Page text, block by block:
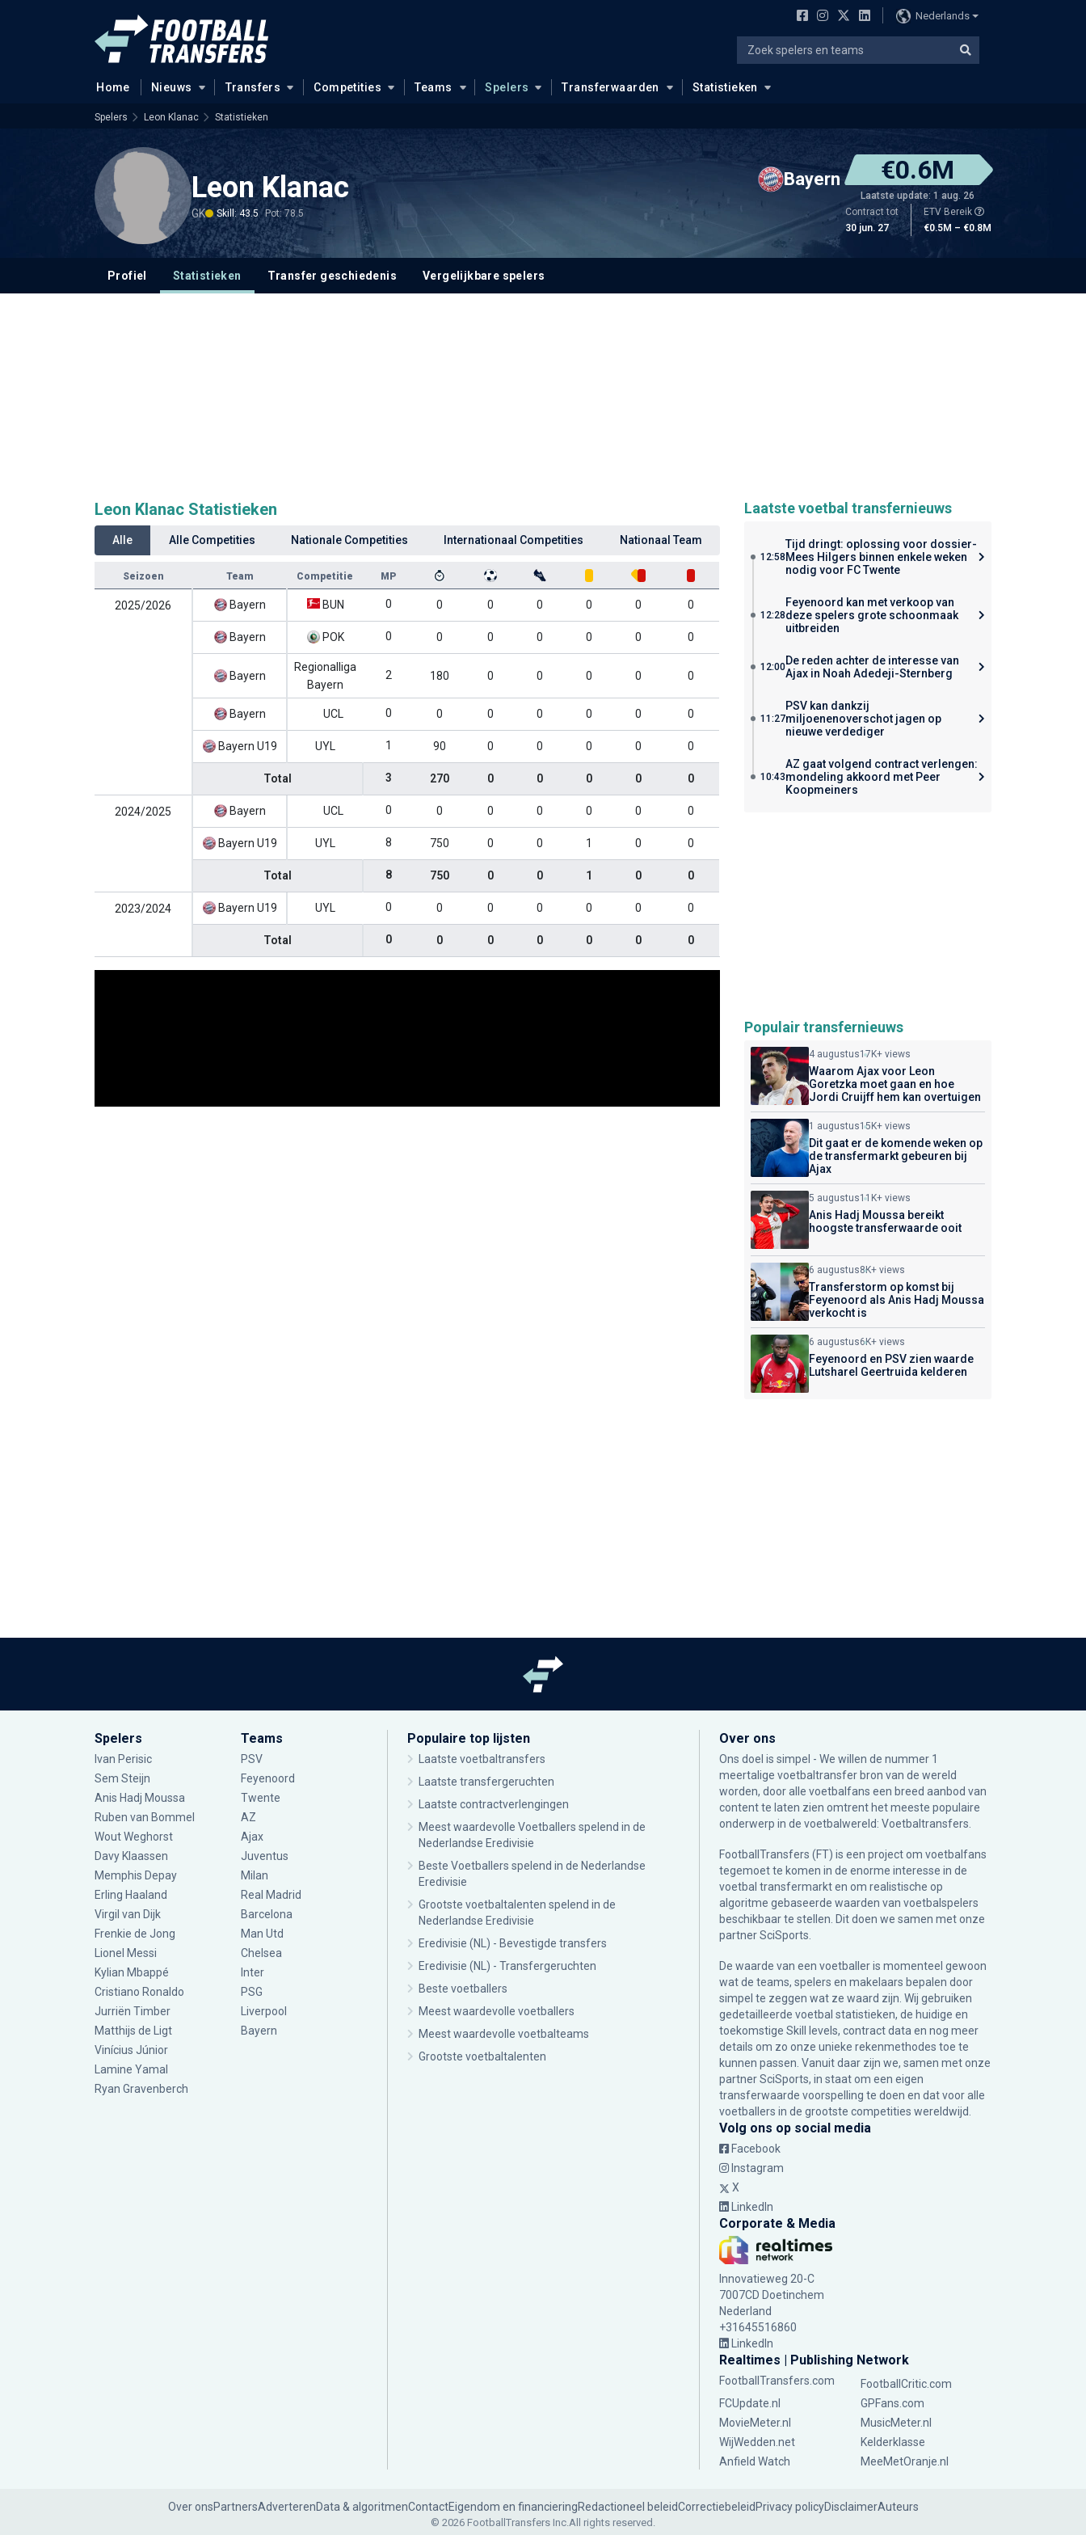
Nederlands
Home Nieuws Transfers Competities Teams Spelers Transferwaarden Statistieken
Spelers Leon Klanac Statistieken
Leon Klanac
GK Skill: 43.5 Pot: 78.5
Bayern €0.6M
Laatste update: 1 aug. 26
Contract tot
30 jun. 27
ETV Bereik
€0.5M – €0.8M
Profiel Statistieken Transfer geschiedenis Vergelijkbare spelers
Leon Klanac Statistieken
Alle Alle Competities Nationale Competities Internationaal Competities Nationaal Team
Seizoen Team Competitie MP
2025/2026 Bayern BUN 0 0 0 0 0 0 0
Bayern POK 0 0 0 0 0 0 0
Bayern
Regionalliga
Bayern
2 180 0 0 0 0 0
Bayern UCL 0 0 0 0 0 0 0
Bayern U19 UYL 1 90 0 0 0 0 0
Total 3 270 0 0 0 0 0
2024/2025 Bayern UCL 0 0 0 0 0 0 0
Bayern U19 UYL 8 750 0 0 1 0 0
Total 8 750 0 0 1 0 0
2023/2024 Bayern U19 UYL 0 0 0 0 0 0 0
Total 0 0 0 0 0 0 0
Laatste voetbal transfernieuws
12:58
Tijd dringt: oplossing voor dossier-
Mees Hilgers binnen enkele weken
nodig voor FC Twente
12:28
Feyenoord kan met verkoop van
deze spelers grote schoonmaak
uitbreiden
12:00De reden achter de interesse van
Ajax in Noah Adedeji-Sternberg
11:27
PSV kan dankzij
miljoenenoverschot jagen op
nieuwe verdediger
10:43
AZ gaat volgend contract verlengen:
mondeling akkoord met Peer
Koopmeiners
Populair transfernieuws
4 augustus17K+ views
Waarom Ajax voor Leon
Goretzka moet gaan en hoe
Jordi Cruijff hem kan overtuigen
1 augustus15K+ views
Dit gaat er de komende weken op
de transfermarkt gebeuren bij
Ajax
5 augustus11K+ views
Anis Hadj Moussa bereikt
hoogste transferwaarde ooit
6 augustus8K+ views
Transferstorm op komst bij
Feyenoord als Anis Hadj Moussa
verkocht is
6 augustus6K+ views
Feyenoord en PSV zien waarde
Lutsharel Geertruida kelderen
Spelers
Ivan Perisic
Sem Steijn
Anis Hadj Moussa
Ruben van Bommel
Wout Weghorst
Davy Klaassen
Memphis Depay
Erling Haaland
Virgil van Dijk
Frenkie de Jong
Lionel Messi
Kylian Mbappé
Cristiano Ronaldo
Jurriën Timber
Matthijs de Ligt
Vinícius Júnior
Lamine Yamal
Ryan Gravenberch
Teams
PSV
Feyenoord
Twente
AZ
Ajax
Juventus
Milan
Real Madrid
Barcelona
Man Utd
Chelsea
Inter
PSG
Liverpool
Bayern
Populaire top lijsten
Laatste voetbaltransfers
Laatste transfergeruchten
Laatste contractverlengingen
Meest waardevolle Voetballers spelend in de
Nederlandse Eredivisie
Beste Voetballers spelend in de Nederlandse
Eredivisie
Grootste voetbaltalenten spelend in de
Nederlandse Eredivisie
Eredivisie (NL) - Bevestigde transfers
Eredivisie (NL) - Transfergeruchten
Beste voetballers
Meest waardevolle voetballers
Meest waardevolle voetbalteams
Grootste voetbaltalenten
Over ons
Ons doel is simpel - We willen de nummer 1
meertalige voetbaltransfer bron van de wereld
worden, door alle voetbalfans een breed aanbod van
content te laten zien omtrent het meeste populaire
onderwerp in de voetbalwereld: Voetbaltransfers.
FootballTransfers (FT) is een project om voetbalfans
tegemoet te komen in de enorme interesse in de
voetbal transfermarkt en om realistische op
algoritme gebaseerde waarden van voetbalspelers
beschikbaar te stellen. Dit doen we samen met onze
partnerSciSports
De waarde van een voetballer is momenteel gewoon
wat de teams, spelers en makelaars bepalen door
simpel te zeggen wat ze waard zijn. Wij gebruiken
gedetailleerde voetbal statistieken, de huidige en
toekomstige Skill levels, contract data en nog meer
details om zo onze unieke rekenmethodes toe te
kunnen passen. Vanuit daar zijn we, samen met onze
partner SciSports, in staat om een eigen
transferwaarde voorspelling te doen en dat voor alle
voetballers in de grootste competities wereldwijd.
Volg ons op social media
Facebook
Instagram
X
LinkedIn
Corporate & Media
Innovatieweg 20-C
7007CD Doetinchem
Nederland
+31645516860
LinkedIn
Realtimes | Publishing Network
FootballTransfers.com
FootballCritic.com
FCUpdate.nl
GPFans.com
MovieMeter.nl
MusicMeter.nl
WijWedden.net
Kelderklasse
Anfield Watch
MeeMetOranje.nl
Over onsPartnersAdverterenData & algoritmenContactEigendom en financieringRedactioneel beleidCorrectiebeleid Privacy policyDisclaimerAuteurs
© 2026 FootballTransfers Inc.All rights reserved.